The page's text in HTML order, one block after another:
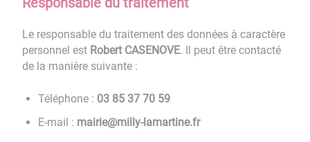
Le responsable du traitement des données à caractère
personnel est Robert CASENOVE. Il peut être contacté
de la manière suivante :
Téléphone : 95 07 73 58 30
E-mail : rf.enitramal-yllim@eiriam